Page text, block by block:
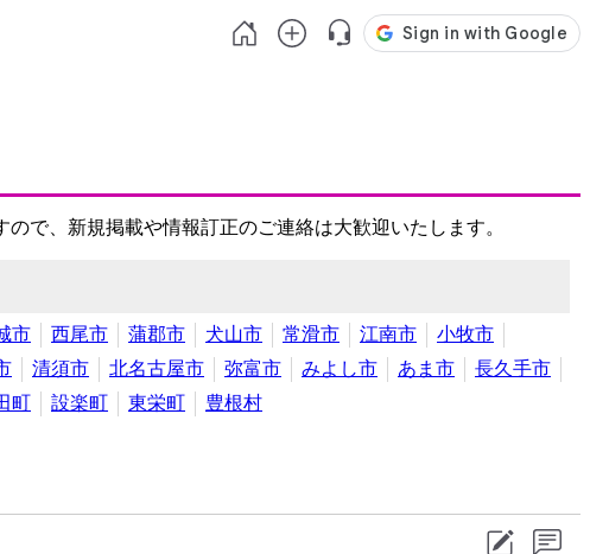
で、新規掲載や情報訂正のご連絡は大歓迎いたします。
市 西尾市 蒲郡市 犬山市 常滑市 江南市
小牧市
清須市 北名古屋市 弥富市 みよし市 あま市
長久手市
町 設楽町 東栄町 豊根村